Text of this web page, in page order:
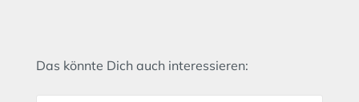
Produktgalerie überspringen
Das könnte Dich auch interessieren: